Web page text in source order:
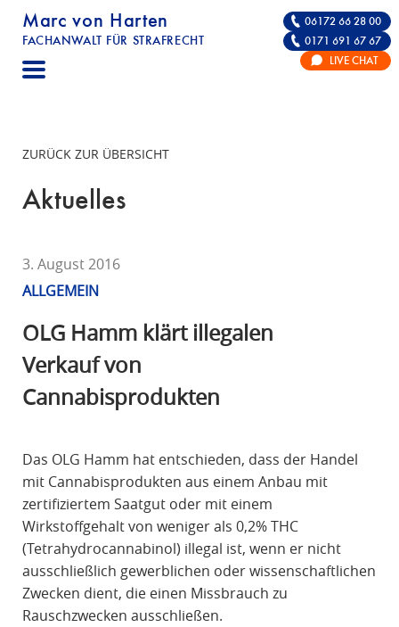
Marc von Harten
FACHANWALT FÜR STRAFRECHT
STRAFRECHT | RECHTSANWALT FÜR DIE
06172 66 28 00
0171 691 67 67
LIVE CHAT
ZURÜCK ZUR ÜBERSICHT
Aktuelles
3. August 2016
ALLGEMEIN
OLG Hamm klärt illegalen
Verkauf von
Cannabisprodukten
Das OLG Hamm hat entschieden, dass der Handel
mit Cannabisprodukten aus einem Anbau mit
zertifiziertem Saatgut oder mit einem
Wirkstoffgehalt von weniger als 0,2% THC
(Tetrahydrocannabinol) illegal ist, wenn er nicht
ausschließlich gewerblichen oder wissenschaftlichen
Zwecken dient, die einen Missbrauch zu
Rauschzwecken ausschließen.